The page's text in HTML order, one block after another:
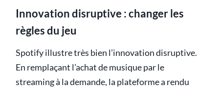
Innovation disruptive : changer les
règles du jeu
Spotify illustre très bien l’innovation disruptive.
En remplaçant l’achat de musique par le
streaming à la demande, la plateforme a rendu